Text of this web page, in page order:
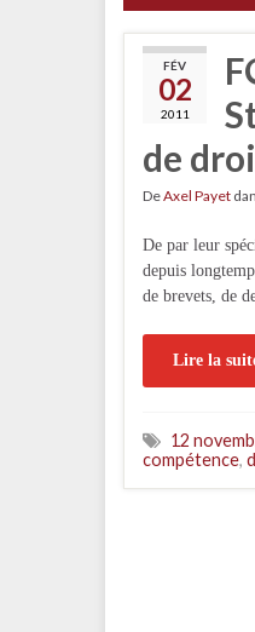
FÉV
02
2011
de
DeAxel Payet
De par leur
depuis
de brevets, de
Lire la
12
compétence,